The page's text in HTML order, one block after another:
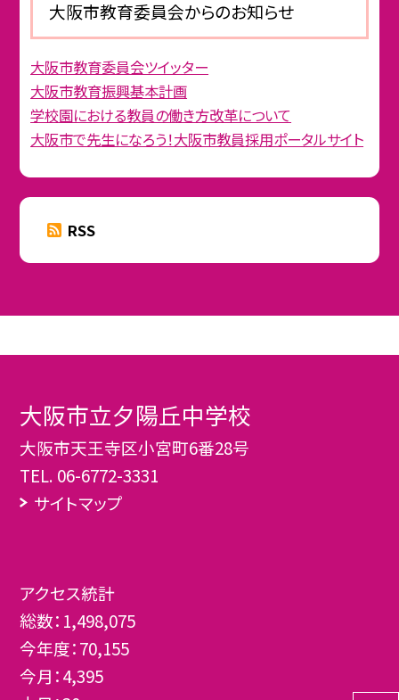
大阪市教育委員会からのお知らせ
大阪市教育委員会ツイッター
大阪市教育振興基本計画
学校園における教員の働き方改革について
大阪市で先生になろう！大阪市教員採用ポータルサイト
RSS
大阪市立夕陽丘中学校
大阪市天王寺区小宮町6番28号
TEL. 06-6772-3331
サイトマップ
アクセス統計
総数： 1,498,075
今年度：70,155
今月：4,395